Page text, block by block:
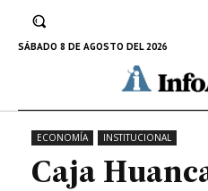
SÁBADO 8 DE AGOSTO DEL 2026
Carbono Perú”
26 DE ENERO
ECONOMÍA INSTITUCIONAL
Caja